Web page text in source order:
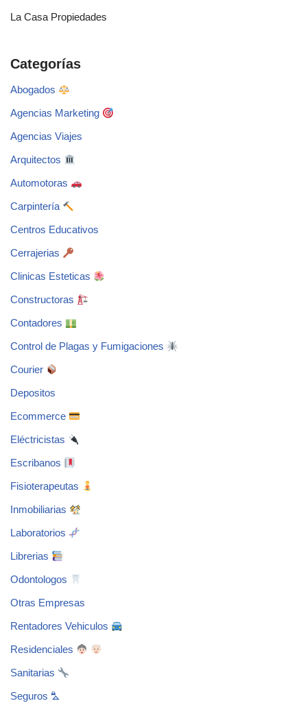
La Casa Propiedades
Categorías
Abogados
Agencias Marketing
Agencias Viajes
Arquitectos
Automotoras
Carpintería
Centros Educativos
Cerrajerias
Clinicas Esteticas
Constructoras
Contadores
Control de Plagas y Fumigaciones
Courier
Depositos
Ecommerce
Eléctricistas
Escribanos
Fisioterapeutas
Inmobiliarias
Laboratorios
Librerias
Odontologos
Otras Empresas
Rentadores Vehiculos
Residenciales
Sanitarias
Seguros ⛍